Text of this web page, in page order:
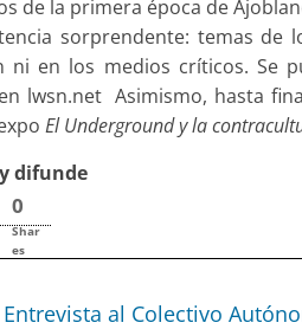
de la primera época de
sorprendente: temas de
ni en los medios críticos. Se
lwsn.net Asimismo, hasta
El Underground y la
difunde
0
Shar
es
Entrevista al Colectivo